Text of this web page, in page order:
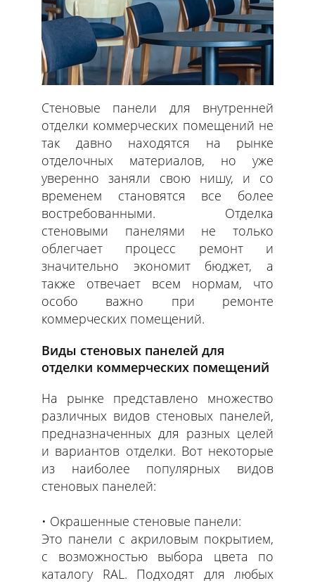
Стеновые панели для внутренней
отделки коммерческих помещений не
так давно находятся на рынке
отделочных материалов, но уже
уверенно заняли свою нишу, и со
временем становятся все более
востребованными. Отделка
стеновыми панелями не только
облегчает процесс ремонт и
значительно экономит бюджет, а
также отвечает всем нормам, что
особо важно при ремонте
коммерческих помещений.
Виды стеновых панелей для
отделки коммерческих помещений
На рынке представлено множество
различных видов стеновых панелей,
предназначенных для разных целей
и вариантов отделки. Вот некоторые
из наиболее популярных видов
стеновых панелей:
Окрашенные стеновые панели:
Это панели с акриловым покрытием,
с возможностью выбора цвета по
каталогу RAL. Подходят для любых